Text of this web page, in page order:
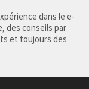
dans le e-
des conseils par
et toujours des